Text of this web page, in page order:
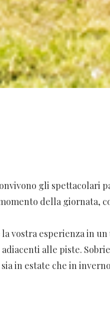
gli spettacolari
della giornata,
vostra esperienza in un
alle piste.
in estate che in